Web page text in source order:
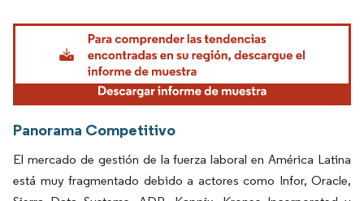
Imagen © Mordor Intelligence. El uso requiere atribución según CC BY 4.0.
Panorama Competitivo
El mercado de gestión de la fuerza laboral en América Latina
está muy fragmentado debido a actores como Infor, Oracle,